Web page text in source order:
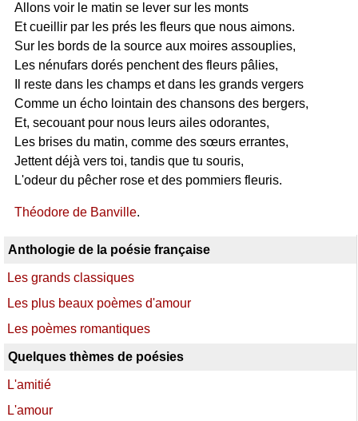
Allons voir le matin se lever sur les monts
Et cueillir par les prés les fleurs que nous aimons.
Sur les bords de la source aux moires assouplies,
Les nénufars dorés penchent des fleurs pâlies,
Il reste dans les champs et dans les grands vergers
Comme un écho lointain des chansons des bergers,
Et, secouant pour nous leurs ailes odorantes,
Les brises du matin, comme des sœurs errantes,
Jettent déjà vers toi, tandis que tu souris,
L'odeur du pêcher rose et des pommiers fleuris.
Théodore de Banville.
Anthologie de la poésie française
Les grands classiques
Les plus beaux poèmes d'amour
Les poèmes romantiques
Quelques thèmes de poésies
L'amitié
L'amour